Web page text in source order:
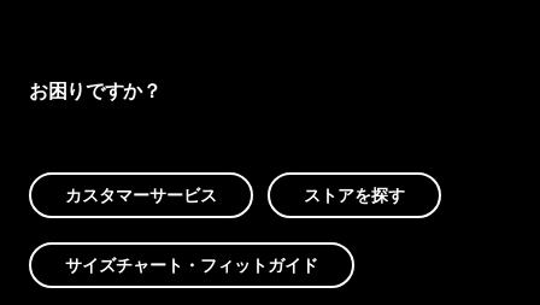
お困りですか？
カスタマーサービス ストアを探す
サイズチャート・フィットガイド